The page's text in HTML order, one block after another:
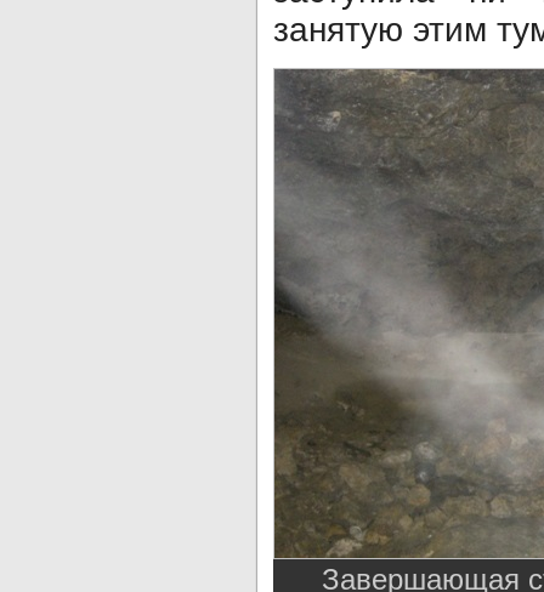
занятую этим
Завершающая